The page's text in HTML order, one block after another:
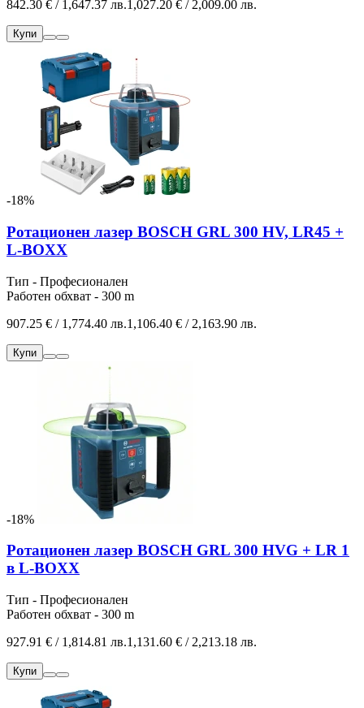
842.30 € / 1,647.37 лв.1,027.20 € / 2,009.00 лв.
Купи
-18%
Ротационен лазер BOSCH GRL 300 HV, LR45 +
L-BOXX
Тип - Професионален
Работен обхват - 300 m
907.25 € / 1,774.40 лв.1,106.40 € / 2,163.90 лв.
Купи
-18%
Ротационен лазер BOSCH GRL 300 HVG + LR 1
в L-BOXX
Тип - Професионален
Работен обхват - 300 m
927.91 € / 1,814.81 лв.1,131.60 € / 2,213.18 лв.
Купи